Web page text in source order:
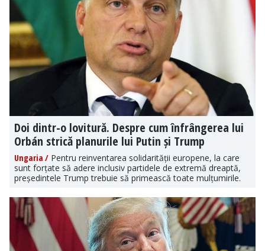
Doi dintr-o lovitură. Despre cum înfrângerea lui
Orbán strică planurile lui Putin și Trump
Ungaria / Pentru reinventarea solidarității europene, la care
sunt forțate să adere inclusiv partidele de extremă dreaptă,
președintele Trump trebuie să primească toate mulțumirile.